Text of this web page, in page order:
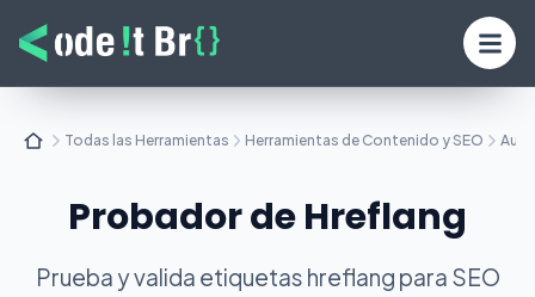
Todas las Herramientas Herramientas de Contenido y SEO
Probador de Hreflang
Prueba y valida etiquetas hreflang para SEO